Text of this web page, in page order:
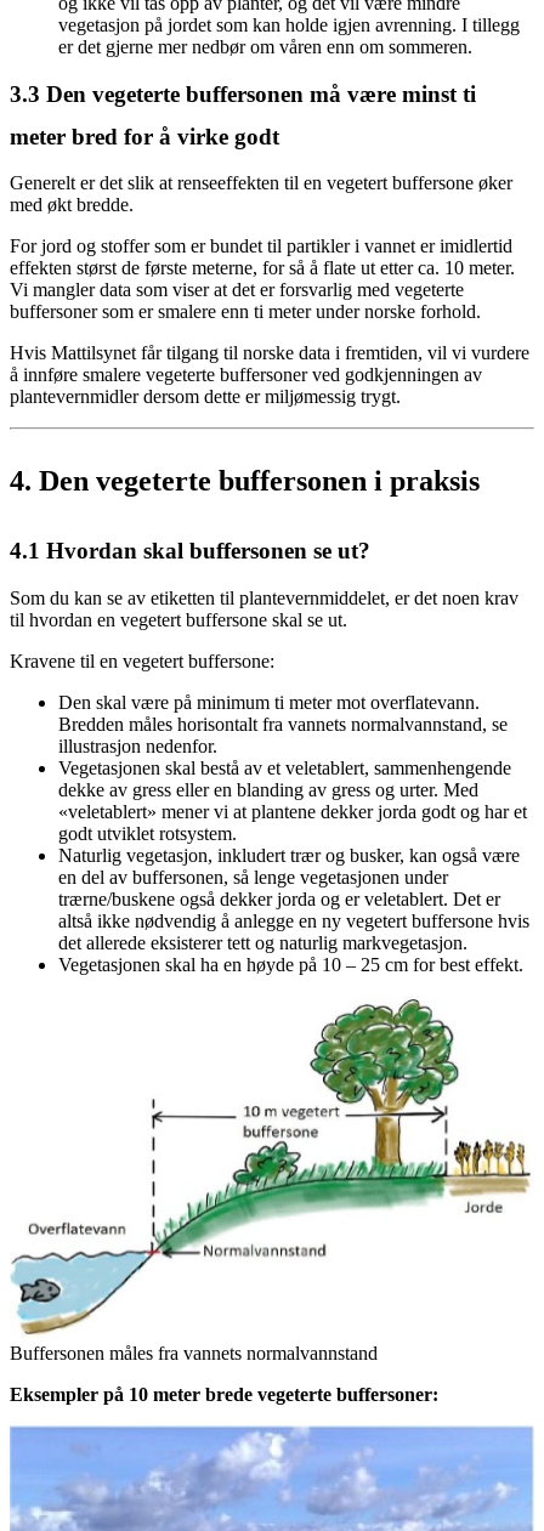
vegetasjon på jordet som kan holde igjen avrenning. I tillegg
er det gjerne mer nedbør om våren enn om sommeren.
3.3 Den vegeterte buffersonen må være minst ti
meter bred for å virke godt
Generelt er det slik at renseeffekten til en vegetert buffersone øker
med økt bredde.
For jord og stoffer som er bundet til partikler i vannet er imidlertid
effekten størst de første meterne, for så å flate ut etter ca. 10 meter.
Vi mangler data som viser at det er forsvarlig med vegeterte
buffersoner som er smalere enn ti meter under norske forhold.
Hvis Mattilsynet får tilgang til norske data i fremtiden, vil vi vurdere
å innføre smalere vegeterte buffersoner ved godkjenningen av
plantevernmidler dersom dette er miljømessig trygt.
4. Den vegeterte buffersonen i praksis
4.1 Hvordan skal buffersonen se ut?
Som du kan se av etiketten til plantevernmiddelet, er det noen krav
til hvordan en vegetert buffersone skal se ut.
Kravene til en vegetert buffersone:
Den skal være på minimum ti meter mot overflatevann.
Bredden måles horisontalt fra vannets normalvannstand, se
illustrasjon nedenfor.
Vegetasjonen skal bestå av et veletablert, sammenhengende
dekke av gress eller en blanding av gress og urter. Med
«veletablert» mener vi at plantene dekker jorda godt og har et
godt utviklet rotsystem.
Naturlig vegetasjon, inkludert trær og busker, kan også være
en del av buffersonen, så lenge vegetasjonen under
trærne/buskene også dekker jorda og er veletablert. Det er
altså ikke nødvendig å anlegge en ny vegetert buffersone hvis
det allerede eksisterer tett og naturlig markvegetasjon.
Vegetasjonen skal ha en høyde på 10 – 25 cm for best effekt.
Buffersonen måles fra vannets normalvannstand
Eksempler på 10 meter brede vegeterte buffersoner: